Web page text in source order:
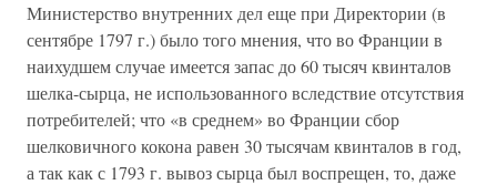
Министерство внутренних дел еще при Директории (в
сентябре 1797 г.) было того мнения, что во Франции в
наихудшем случае имеется запас до 60 тысяч квинталов
шелка-сырца, не использованного вследствие отсутствия
потребителей; что «в среднем» во Франции сбор
шелковичного кокона равен 30 тысячам квинталов в год,
а так как с 1793 г. вывоз сырца был воспрещен, то, даже